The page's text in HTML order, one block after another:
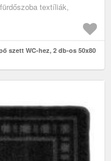
textíliák,
szett WC-hez, 2 db-os 50x80